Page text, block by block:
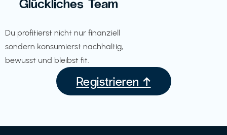
Glückliches Team
Du profitierst nicht nur finanziell
sondern konsumierst nachhaltig,
bewusst und bleibst fit.
Registrieren ↑